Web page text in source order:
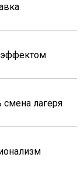
эффектом
смена лагеря